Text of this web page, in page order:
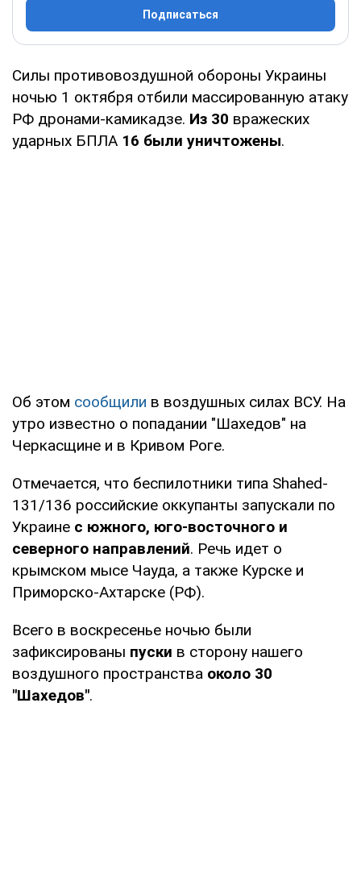
Подписаться
Силы противовоздушной обороны Украины
ночью 1 октября отбили массированную атаку
РФ дронами-камикадзе. Из 30 вражеских
ударных БПЛА 16 были уничтожены.
Об этом сообщили в воздушных силах ВСУ. На
утро известно о попадании "Шахедов" на
Черкасщине и в Кривом Роге.
Отмечается, что беспилотники типа Shahed-
131/136 российские оккупанты запускали по
Украине с южного, юго-восточного и
северного направлений. Речь идет о
крымском мысе Чауда, а также Курске и
Приморско-Ахтарске (РФ).
Всего в воскресенье ночью были
зафиксированы пуски в сторону нашего
воздушного пространства около 30
"Шахедов".